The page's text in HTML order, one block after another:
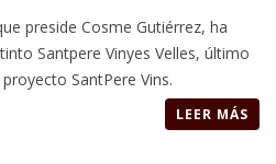
preside Cosme Gutiérrez, ha
Santpere Vinyes Velles, último
SantPere Vins.
LEER MÁS